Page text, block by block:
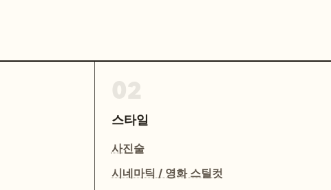
스타일
사진술
시네마틱 / 영화 스틸컷